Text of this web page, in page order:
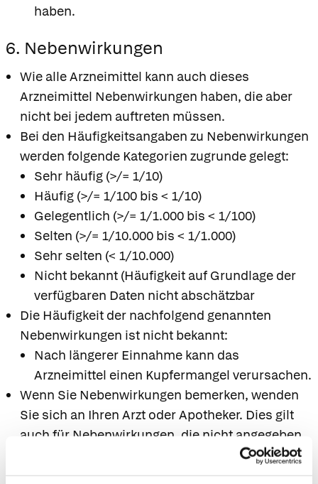
haben.
6. Nebenwirkungen
Wie alle Arzneimittel kann auch dieses
Arzneimittel Nebenwirkungen haben, die aber
nicht bei jedem auftreten müssen.
Bei den Häufigkeitsangaben zu Nebenwirkungen
werden folgende Kategorien zugrunde gelegt:
Sehr häufig (>/= 1/10)
Häufig (>/= 1/100 bis < 1/10)
Gelegentlich (>/= 1/1.000 bis < 1/100)
Selten (>/= 1/10.000 bis < 1/1.000)
Sehr selten (< 1/10.000)
Nicht bekannt (Häufigkeit auf Grundlage der
verfügbaren Daten nicht abschätzbar
Die Häufigkeit der nachfolgend genannten
Nebenwirkungen ist nicht bekannt:
Nach längerer Einnahme kann das
Arzneimittel einen Kupfermangel verursachen.
Wenn Sie Nebenwirkungen bemerken, wenden
Sie sich an Ihren Arzt oder Apotheker. Dies gilt
auch für Nebenwirkungen, die nicht angegeben